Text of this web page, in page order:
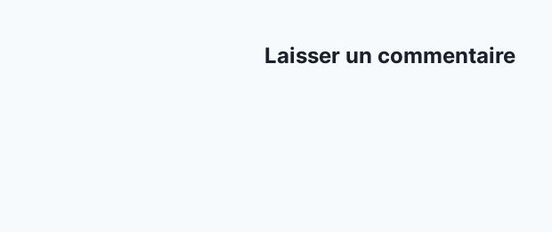
Laisser un commentaire